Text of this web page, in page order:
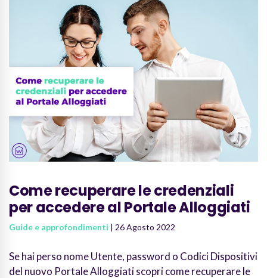
Come recuperare le credenziali
per accedere al Portale Alloggiati
Guide e approfondimenti | 26 Agosto 2022
Se hai perso nome Utente, password o Codici Dispositivi
del nuovo Portale Alloggiati scopri come recuperare le